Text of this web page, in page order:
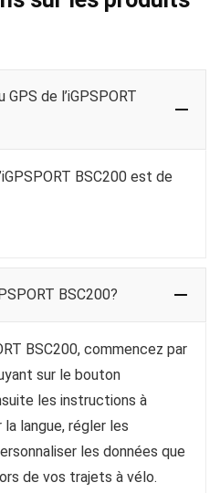
de l’iGPSPORT
BSC200 est de
BSC200?
BSC200, commencez par
sur le bouton
les instructions à
la langue, régler les
les données que
de vos trajets à vélo.